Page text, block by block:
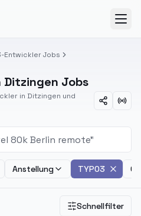
Entwickler Jobs
Ditzingen Jobs
in Ditzingen und
Anstellung TYPO3
Schnellfilter